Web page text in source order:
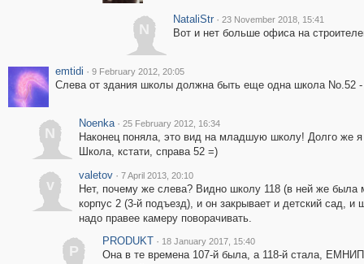
N
NataliStr · 23 November 2018, 15:41
Вот и нет больше офиса на
emtidi · 9 February 2012, 20:05
Слева от здания школы должна быть еще одна школа No.52
N
Noenka · 25 February 2012, 16:34
Наконец поняла, это вид на младшую школу! Долго же
Школа, кстати, справа 52 =)
v
valetov · 7 April 2013, 20:10
Нет, почему же слева? Видно школу 118 (в ней же была
корпус 2 (3-й подъезд), и он закрывает и детский сад,
надо правее камеру поворачивать.
P
PRODUKT · 18 January 2017, 15:40
Она в те времена 107-й была, а 118-й стала,